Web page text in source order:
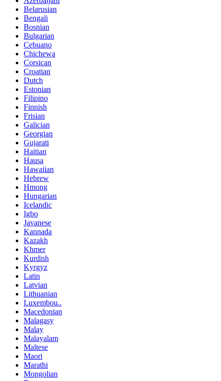
Belarusian
Bengali
Bosnian
Bulgarian
Cebuano
Chichewa
Corsican
Croatian
Dutch
Estonian
Filipino
Finnish
Frisian
Galician
Georgian
Gujarati
Haitian
Hausa
Hawaiian
Hebrew
Hmong
Hungarian
Icelandic
Igbo
Javanese
Kannada
Kazakh
Khmer
Kurdish
Kyrgyz
Latin
Latvian
Lithuanian
Luxembou..
Macedonian
Malagasy
Malay
Malayalam
Maltese
Maori
Marathi
Mongolian